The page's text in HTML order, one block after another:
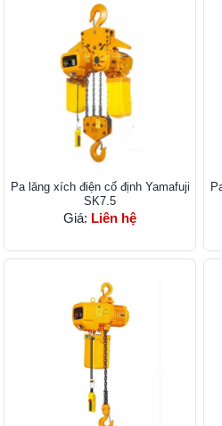
Pa lăng xích điện cố định Yamafuji
SK7.5
Giá: Liên hệ